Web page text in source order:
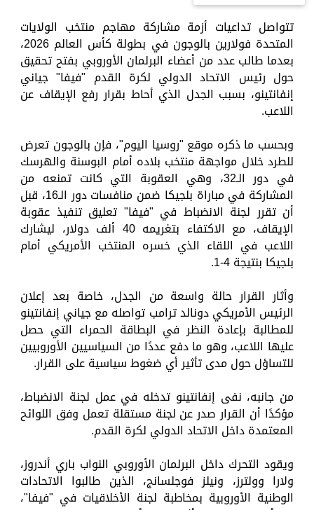
تتواصل تداعيات أزمة مشاركة مهاجم منتخب الولايات
المتحدة فولارين بالوجون في بطولة كأس العالم 2026،
بعدما طالب عدد من أعضاء البرلمان الأوروبي بفتح تحقيق
حول رئيس الاتحاد الدولي لكرة القدم "فيفا" جياني
إنفانتينو، بسبب الجدل الذي أحاط بقرار رفع الإيقاف عن
اللاعب.
وبحسب ما ذكره موقع "روسيا اليوم"، فإن بالوجون تعرض
للطرد خلال مواجهة منتخب بلاده أمام البوسنة والهرسك
في دور الـ32، وهي العقوبة التي كانت تمنعه من
المشاركة في مباراة بلجيكا ضمن منافسات دور الـ16، قبل
أن تقرر لجنة الانضباط في "فيفا" تعليق تنفيذ عقوبة
الإيقاف، مع الاكتفاء بتغريمه 40 ألف دولار، ليشارك
اللاعب في اللقاء الذي خسره المنتخب الأمريكي أمام
بلجيكا بنتيجة 4-1.
وأثار القرار حالة واسعة من الجدل، خاصة بعد إعلان
الرئيس الأمريكي دونالد ترامب تواصله مع جياني إنفانتينو
للمطالبة بإعادة النظر في البطاقة الحمراء التي حصل
عليها اللاعب، وهو ما دفع عددًا من السياسيين الأوروبيين
للتساؤل حول مدى تأثير أي ضغوط سياسية على القرار.
من جانبه، نفى إنفانتينو تدخله في عمل لجنة الانضباط،
مؤكدًا أن القرار صدر عن لجنة مستقلة تعمل وفق اللوائح
المعتمدة داخل الاتحاد الدولي لكرة القدم.
ويقود التحرك داخل البرلمان الأوروبي النواب باري أندروز،
ولارا وولترز، ونيلز فوجلسانج، الذين طالبوا الاتحادات
الوطنية الأوروبية بمخاطبة لجنة الأخلاقيات في "فيفا"،